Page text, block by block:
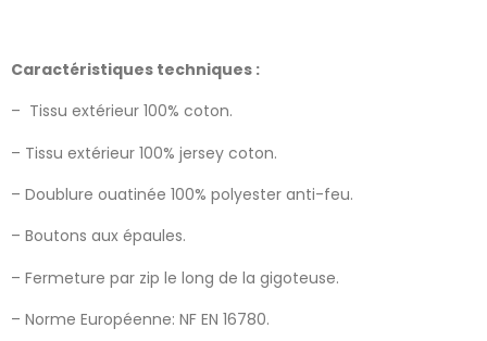
Caractéristiques techniques :
– Tissu extérieur 100% coton.
– Tissu extérieur 100% jersey coton.
– Doublure ouatinée 100% polyester anti-feu.
– Boutons aux épaules.
– Fermeture par zip le long de la gigoteuse.
– Norme Européenne: NF EN 16780.